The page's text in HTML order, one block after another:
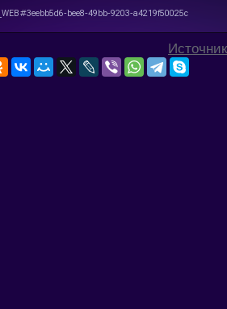
Источник